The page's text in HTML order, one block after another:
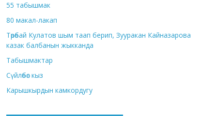
55 табышмак
80 макал-лакап
Төрөбай Кулатов шым таап берип, Зууракан Кайназарова
казак балбанын жыкканда
Табышмактар
Сүйлөбөс кыз
Карышкырдын камкордугу